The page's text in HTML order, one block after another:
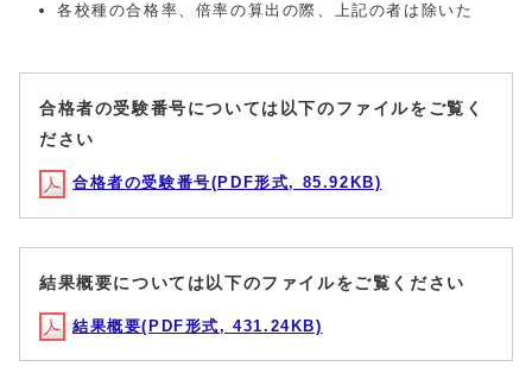
各校種の合格率、倍率の算出の際、上記の者は除いた
合格者の受験番号については以下のファイルをご覧く
ださい
合格者の受験番号(PDF形式, 85.92KB)
結果概要については以下のファイルをご覧ください
結果概要(PDF形式, 431.24KB)